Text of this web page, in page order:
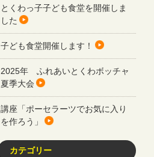
とくわっ子子ども食堂を開催しま
した
子ども食堂開催します！
2025年 ふれあいとくわボッチャ
夏季大会
講座「ポーセラーツでお気に入り
を作ろう」
カテゴリー